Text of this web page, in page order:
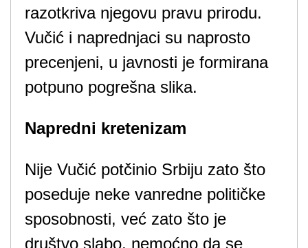
razotkriva njegovu pravu prirodu.
Vučić i naprednjaci su naprosto
precenjeni, u javnosti je formirana
potpuno pogrešna slika.
Napredni kretenizam
Nije Vučić potčinio Srbiju zato što
poseduje neke vanredne političke
sposobnosti, već zato što je
društvo slabo, nemoćno da se